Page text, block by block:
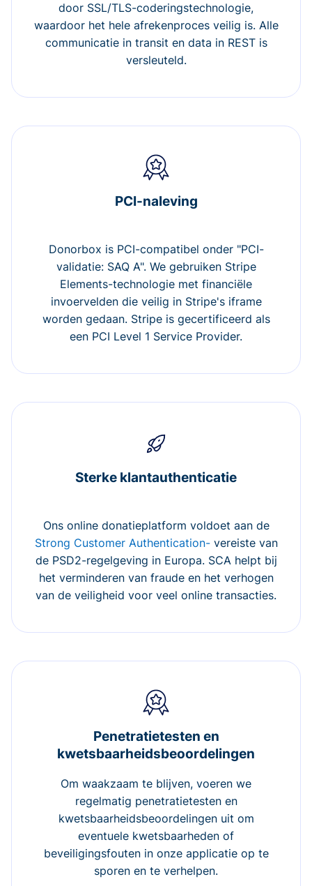
door SSL/TLS-coderingstechnologie,
waardoor het hele afrekenproces veilig is. Alle
communicatie in transit en data in REST is
versleuteld.
PCI-naleving
Donorbox is PCI-compatibel onder "PCI-
validatie: SAQ A". We gebruiken Stripe
Elements-technologie met financiële
invoervelden die veilig in Stripe's iframe
worden gedaan. Stripe is gecertificeerd als
een PCI Level 1 Service Provider.
Sterke klantauthenticatie
Ons online donatieplatform voldoet aan de
Strong Customer Authentication-vereiste van
de PSD2-regelgeving in Europa. SCA helpt bij
het verminderen van fraude en het verhogen
van de veiligheid voor veel online transacties.
Penetratietesten en
kwetsbaarheidsbeoordelingen
Om waakzaam te blijven, voeren we
regelmatig penetratietesten en
kwetsbaarheidsbeoordelingen uit om
eventuele kwetsbaarheden of
beveiligingsfouten in onze applicatie op te
sporen en te verhelpen.